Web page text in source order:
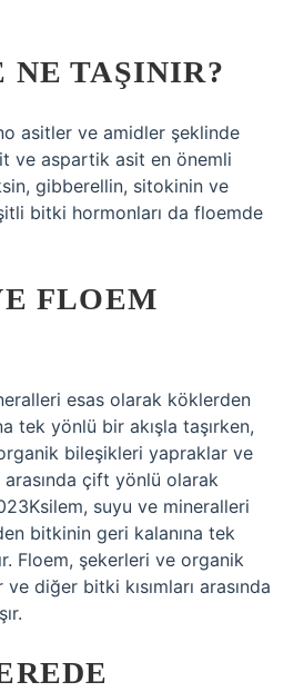
NE TAŞINIR?
asitler ve amidler şeklinde
ve aspartik asit en önemli
gibberellin, sitokinin ve
bitki hormonları da floemde
FLOEM
esas olarak köklerden
tek yönlü bir akışla taşırken,
bileşikleri yapraklar ve
arasında çift yönlü olarak
suyu ve mineralleri
bitkinin geri kalanına tek
Floem, şekerleri ve organik
diğer bitki kısımları arasında